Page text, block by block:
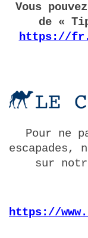
Vous
de «
https://
Pour ne
escapades,
sur
https://